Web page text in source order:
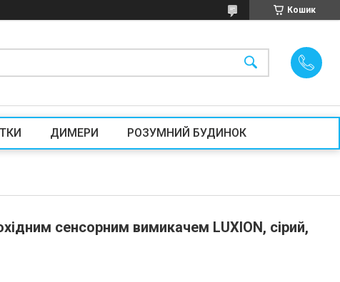
Кошик
ДИМЕРИ РОЗУМНИЙ БУДИНОК
сенсорним вимикачем LUXION, сірий,